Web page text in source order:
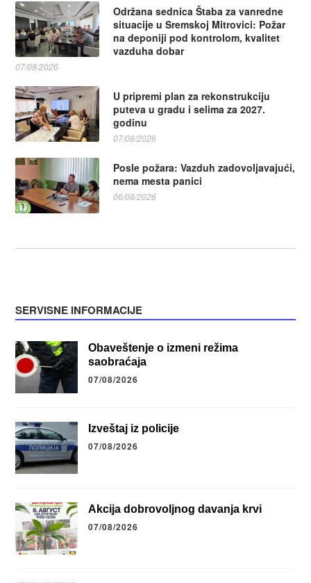
Održana sednica Štaba za vanredne
situacije u Sremskoj Mitrovici: Požar
na deponiji pod kontrolom, kvalitet
vazduha dobar
07/08/2026
U pripremi plan za rekonstrukciju
puteva u gradu i selima za 2027.
godinu
07/08/2026
Posle požara: Vazduh zadovoljavajući,
nema mesta panici
06/08/2026
SERVISNE INFORMACIJE
Obaveštenje o izmeni režima
saobraćaja
07/08/2026
Izveštaj iz policije
07/08/2026
Akcija dobrovoljnog davanja krvi
07/08/2026